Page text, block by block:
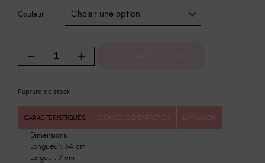
Couleur
Rupture de stock
CARACTERISTIQUES CONSEILS D'ENTRETIEN LIVRAISON
Dimensions :
Longueur: 34 cm
Largeur: 7 cm